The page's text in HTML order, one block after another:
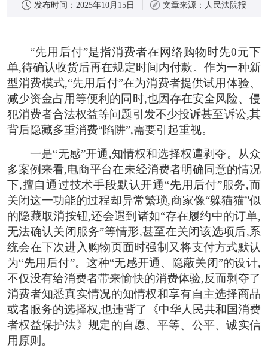
发布时间： 2025年10月15日 文章来源： 人民法院报
“先用后付”是指消费者在网络购物时先0元下
单,待确认收货后再在规定时间内付款。作为一种新
型消费模式,“先用后付”在为消费者提供试用体验、
减少资金占用等便利的同时,也因存在安全风险、侵
犯消费者合法权益等问题引发不少投诉甚至诉讼,其
背后隐藏多重消费“陷阱”,需要引起重视。
一是“无感”开通,知情权和选择权遭剥夺。从众
多案例来看,电商平台在未经消费者明确同意的情况
下,擅自通过技术手段默认开通“先用后付”服务,而
关闭这一功能的过程却异常繁琐,商家像“躲猫猫”似
的隐藏取消按钮,还会遇到诸如“存在履约中的订单,
无法确认关闭服务”等情形,甚至在关闭该选项后,系
统会在下次进入购物页面时强制又将支付方式默认
为“先用后付”。这种“无感开通、隐蔽关闭”的设计,
不仅没有给消费者带来愉快的消费体验,反而剥夺了
消费者知悉真实情况的知情权和享有自主选择商品
或者服务的选择权,也违背了《中华人民共和国消费
者权益保护法》规定的自愿、平等、公平、诚实信
用原则。